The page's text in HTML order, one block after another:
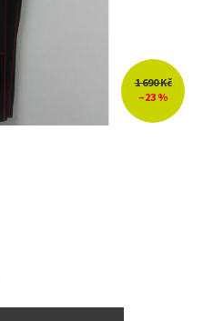
1 690 Kč
–23 %